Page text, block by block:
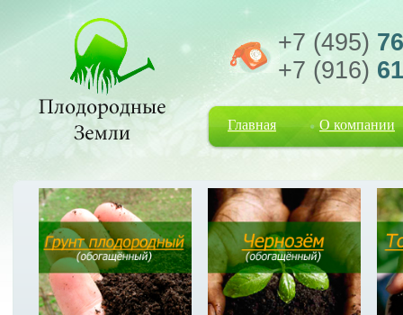
+7 (495)
+7 (916)
Главная О компании